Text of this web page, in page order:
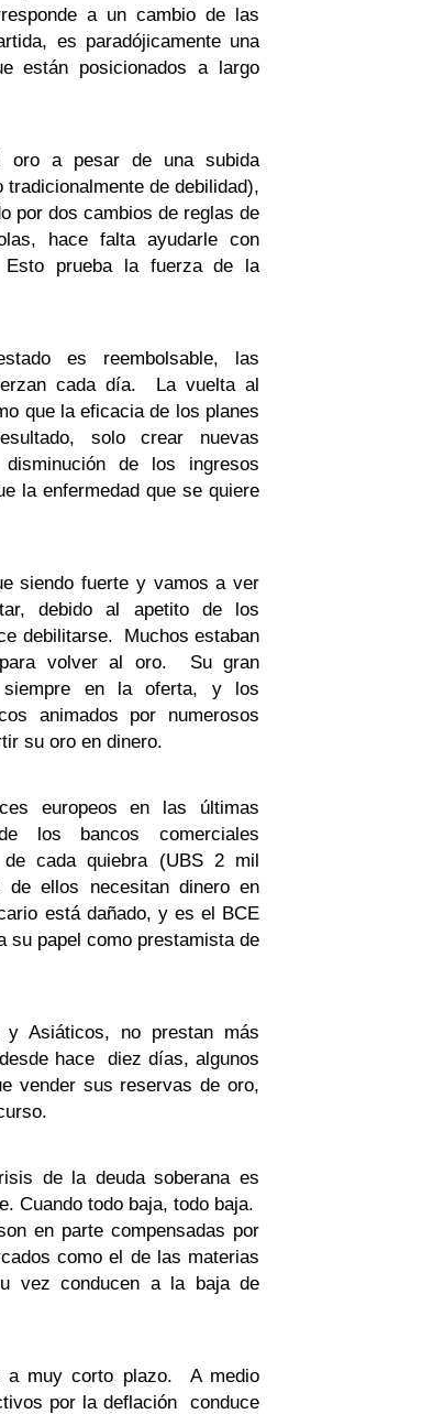
a un cambio de las
es paradójicamente una
están posicionados a largo
oro a pesar de una subida
de debilidad),
por dos cambios de reglas de
hace falta ayudarle con
Esto prueba la fuerza de la
es reembolsable, las
cada día. La vuelta al
que la eficacia de los planes
solo crear nuevas
de los ingresos
la enfermedad que se quiere
siendo fuerte y vamos a ver
debido al apetito de los
debilitarse. Muchos estaban
para volver al oro. Su gran
siempre en la oferta, y los
animados por numerosos
su oro en dinero.
europeos en las últimas
los bancos comerciales
cada quiebra (UBS 2 mil
de ellos necesitan dinero en
está dañado, y es el BCE
su papel como prestamista de
y Asiáticos, no prestan más
hace diez días, algunos
vender sus reservas de oro,
de la deuda soberana es
Cuando todo baja, todo baja.
en parte compensadas por
como el de las materias
vez conducen a la baja de
a muy corto plazo. A medio
por la deflación conduce